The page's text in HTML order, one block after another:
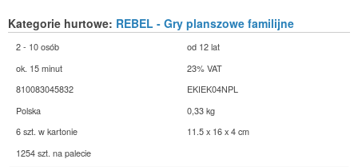
Kategorie hurtowe: REBEL - Gry planszowe familijne
2 - 10 osób
od 12 lat
ok. 15 minut
23% VAT
810083045832
EKIEK04NPL
Polska
0,33 kg
6 szt. w kartonie
11.5 x 16 x 4 cm
1254 szt. na palecie